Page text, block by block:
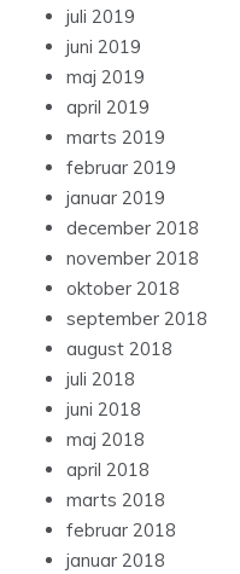
juli 2019
juni 2019
maj 2019
april 2019
marts 2019
februar 2019
januar 2019
december 2018
november 2018
oktober 2018
september 2018
august 2018
juli 2018
juni 2018
maj 2018
april 2018
marts 2018
februar 2018
januar 2018